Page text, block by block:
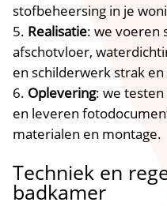
stofbeheersing in je
Realisatie: we voeren
afschotvloer,
en schilderwerk strak
Oplevering: we
en leveren
materialen en montage.​
Techniek en
badkamer